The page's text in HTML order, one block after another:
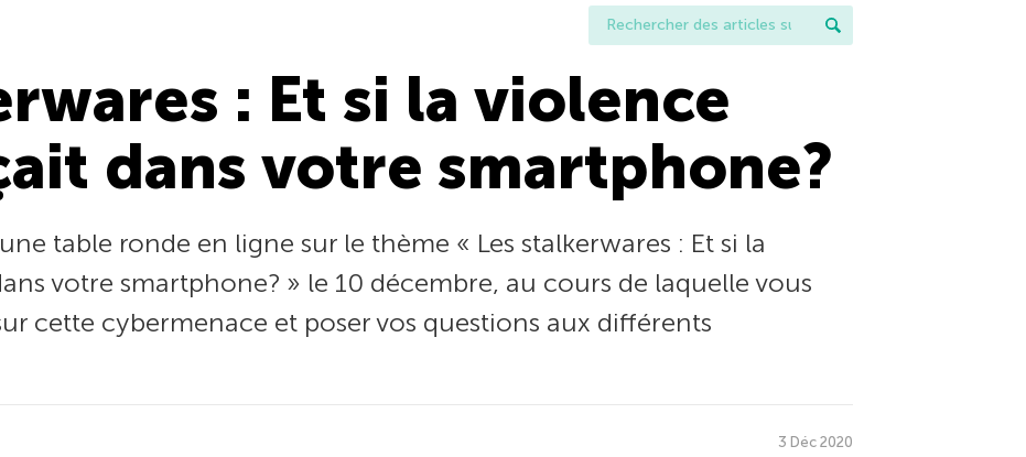
: Et si la violence
dans votre smartphone?
table ronde en ligne sur le thème « Les stalkerwares : Et si la
votre smartphone? » le 10 décembre, au cours de laquelle vous
cette cybermenace et poser vos questions aux différents
3 Déc 2020